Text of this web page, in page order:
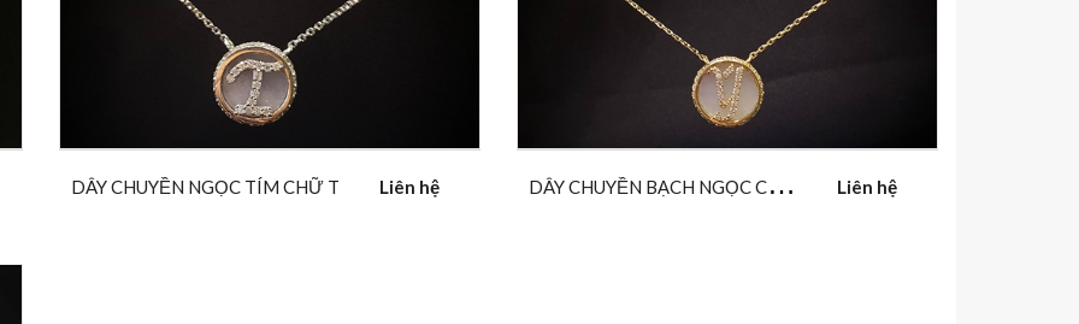
DÂY CHUYỀN NGỌC TÍM CHỮ T Liên hệ D
ÂY CHUYỀN BẠCH NGỌC CHỮ Ý Liên hệ